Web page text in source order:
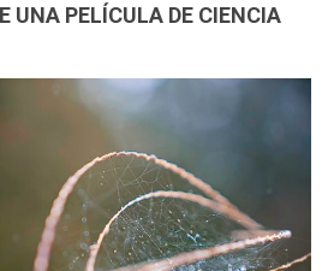
UNA PELÍCULA DE CIENCIA